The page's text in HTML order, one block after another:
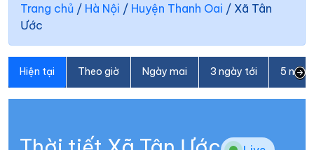
Trang chủ / Hà Nội / Huyện Thanh Oai / Xã Tân
Ước
Hiện tại Theo giờ Ngày mai 3 ngày tới 5